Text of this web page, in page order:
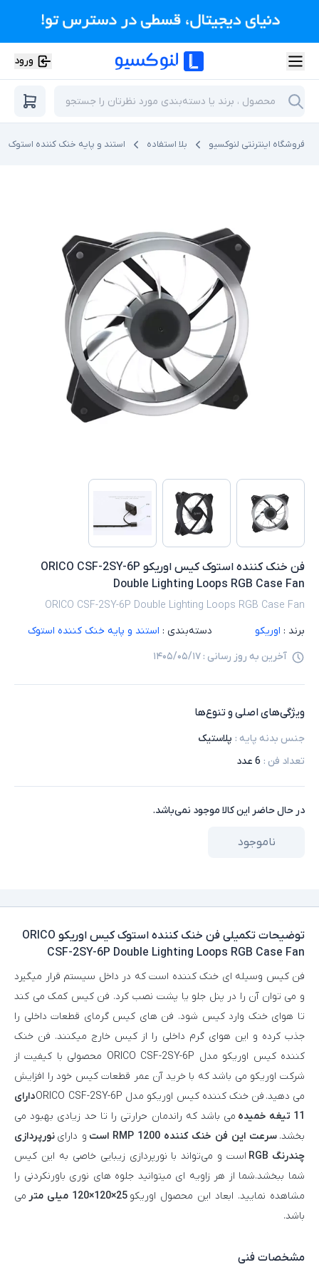
ورود
فروشگاه اینترنتی لنوکسیو بلا استفاده استند و پایه خنک کننده استوک
فن خنک کننده استوک کیس اوریکو ORICO CSF-2SY-6P
Double Lighting Loops RGB Case Fan
ORICO CSF-2SY-6P Double Lighting Loops RGB Case Fan
برند : اوریکو دسته‌بندی : استند و پایه خنک کننده استوک
آخرین به روز رسانی : ۱۴۰۵/۰۵/۱۷
ویژگی‌های اصلی و تنوع‌ها
جنس بدنه پایه : پلاستیک
تعداد فن : 6 عدد
در حال حاضر این کالا موجود نمی‌باشد.
ناموجود
توضیحات تکمیلی
فن خنک کننده استوک کیس اوریکو ORICO
CSF-2SY-6P Double Lighting Loops RGB Case Fan
فن کیس وسیله ای خنک کننده است که در داخل سیستم قرار میگیرد
و می توان آن را در پنل جلو یا پشت نصب کرد. فن کیس کمک می کند
تا هوای خنک وارد کیس شود. فن های کیس گرمای قطعات داخلی را
جذب کرده و این هوای گرم داخلی را از کیس خارج میکنند. فن خنک
کننده کیس اوریکو مدل ORICO CSF-2SY-6P محصولی با کیفیت از
شرکت اوریکو می باشد که با خرید آن عمر قطعات کیس خود را افزایش
می دهید. فن خنک کننده کیس اوریکو مدل ORICO CSF-2SY-6P
دارای
11 تیغه خمیده
می باشد که راندمان حرارتی را تا حد زیادی بهبود می
بخشد. سرعت این فن خنک کننده 1200 RMP است و دارای نورپردازی
چندرنگ RGB
است و می‌تواند با نورپردازی زیبایی خاصی به این کیس
شما ببخشد.شما از هر زاویه ای میتوانید جلوه های نوری باورنکردنی را
مشاهده نمایید. ابعاد این محصول اوریکو
می
باشد.
مشخصات فنی